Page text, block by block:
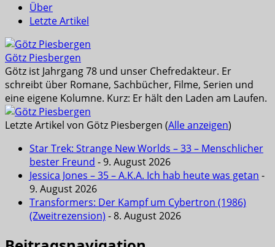
Über
Letzte Artikel
Götz Piesbergen
Götz ist Jahrgang 78 und unser Chefredakteur. Er
schreibt über Romane, Sachbücher, Filme, Serien und
eine eigene Kolumne. Kurz: Er hält den Laden am Laufen.
Letzte Artikel von Götz Piesbergen (Alle anzeigen)
Star Trek: Strange New Worlds – 33 – Menschlicher
bester Freund - 9. August 2026
Jessica Jones – 35 – A.K.A. Ich hab heute was getan -
9. August 2026
Transformers: Der Kampf um Cybertron (1986)
(Zweitrezension) - 8. August 2026